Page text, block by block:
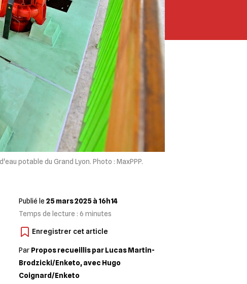
potable du Grand Lyon. Photo : MaxPPP.
Publié le 25 mars 2025 à 16h14
Temps de lecture : 6 minutes
Par Propos recueillis par Lucas Martin-
Brodzicki/Enketo, avec Hugo
Coignard/Enketo